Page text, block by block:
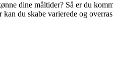
dine måltider? Så er du
du skabe varierede og